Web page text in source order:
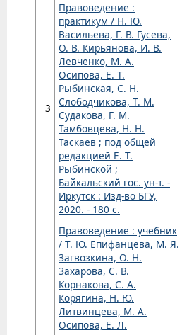
3
Правоведение :
практикум / Н. Ю.
Васильева, Г. В. Гусева,
О. В. Кирьянова, И. В.
Левченко, М. А.
Осипова, Е. Т.
Рыбинская, С. Н.
Слободчикова, Т. М.
Судакова, Г. М.
Тамбовцева, Н. Н.
Таскаев ; под общей
редакцией Е. Т.
Рыбинской ;
Байкальский гос. ун-т. -
Иркутск : Изд-во БГУ,
2020. - 180 с.
Правоведение : учебник
/ Т. Ю. Епифанцева, М. Я.
Загвозкина, О. Н.
Захарова, С. В.
Корнакова, С. А.
Корягина, Н. Ю.
Литвинцева, М. А.
Осипова, Е. Л.